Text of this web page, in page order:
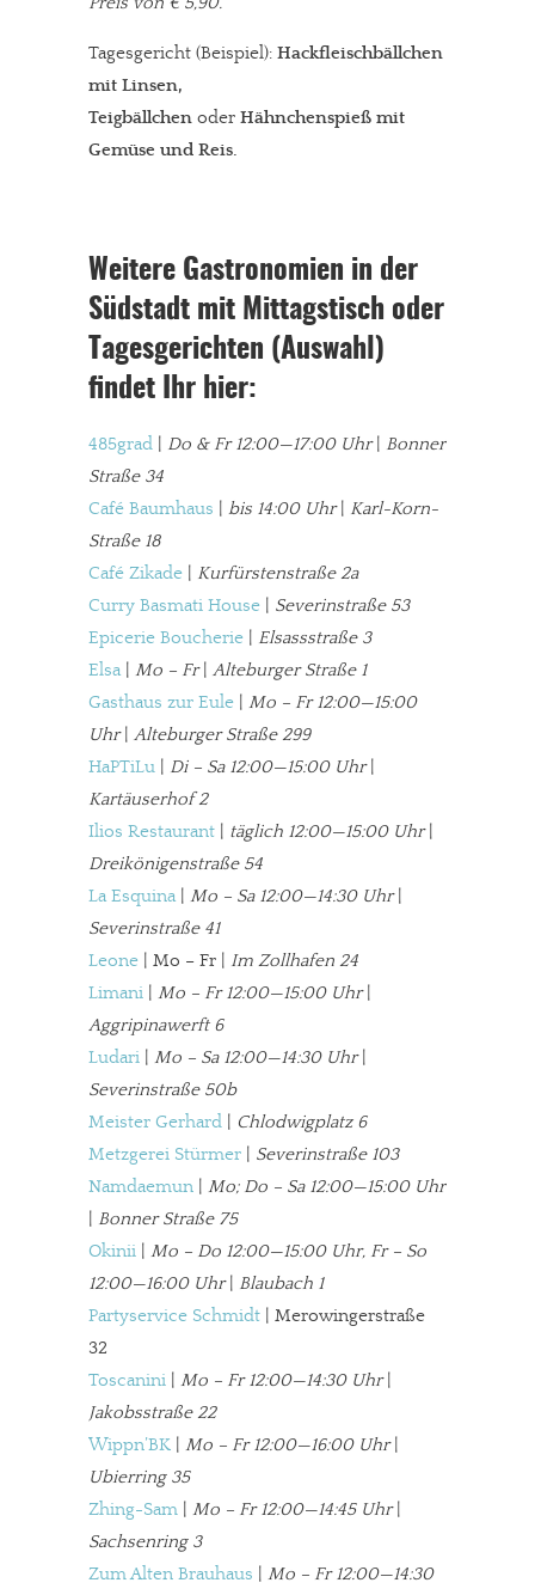
In eigener Sache
Dir gefällt unsere Arbeit?
Werbung. Beide Einnahmequellen sind in den letzten Monaten
stark zurückgegangen.
Solltest Du unsere unabhängige Berichterstattung schätzen,
kannst Du uns mit einer kleinen Spende unterstützen.
Paypal - danke@meinesuedstadt.de
JETZT SPENDEN
Tagesgericht (Beispiel): Hackfleischbällchen
mit Linsen,
Teigbällchen oder Hähnchenspieß mit
Gemüse und Reis.
Weitere Gastronomien in der
Südstadt mit Mittagstisch oder
Tagesgerichten (Auswahl)
findet Ihr hier:
485grad Do & Fr 12:00—17:00 Uhr
Bonner
Straße 34
Café Baumhaus
bis 14:00 Uhr| Karl-Korn-
Straße 18
Café Zikade
Kurfürstenstraße 2a
Curry Basmati House
Severinstraße 53
Epicerie Boucherie
Elsassstraße 3
Elsa| Mo – Fr| Alteburger Straße 1
Gasthaus zur Eule
Mo – Fr 12:00—15:00
Uhr| Alteburger Straße 299
HaPTiLu
Di – Sa 12:00—15:00 Uhr|
Kartäuserhof 2
Ilios Restaurant
täglich 12:00—15:00 Uhr|
Dreikönigenstraße 54
La Esquina| Mo – Sa 12:00—14:30 Uhr|
Severinstraße 41
Leone | Mo – Fr | Im Zollhafen 24
Limani
Mo – Fr 12:00—15:00 Uhr|
Aggripinawerft 6
Ludari
Mo – Sa 12:00—14:30 Uhr|
Severinstraße 50b
Meister Gerhard
Chlodwigplatz 6
Metzgerei Stürmer
Severinstraße 103
Namdaemun
Mo; Do – Sa 12:00—15:00 Uhr
Bonner Straße 75
Okinii
Mo – Do 12:00—15:00 Uhr, Fr – So
12:00—16:00 Uhr| Blaubach 1
Partyservice Schmidt | Merowingerstraße
32
Toscanini
Mo – Fr 12:00—14:30 Uhr|
Jakobsstraße 22
Wippn’BK
Mo – Fr 12:00—16:00 Uhr|
Ubierring 35
Zhing-Sam
Mo – Fr 12:00—14:45 Uhr|
Sachsenring 3
Zum Alten Brauhaus
Mo – Fr 12:00—14:30